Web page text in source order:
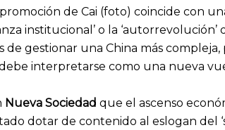
promoción de Cai (foto) coincide con
institucional’ o la
de gestionar una China más
interpretarse como una nueva
Nueva Sociedad que el ascenso
dotar de contenido al eslogan del